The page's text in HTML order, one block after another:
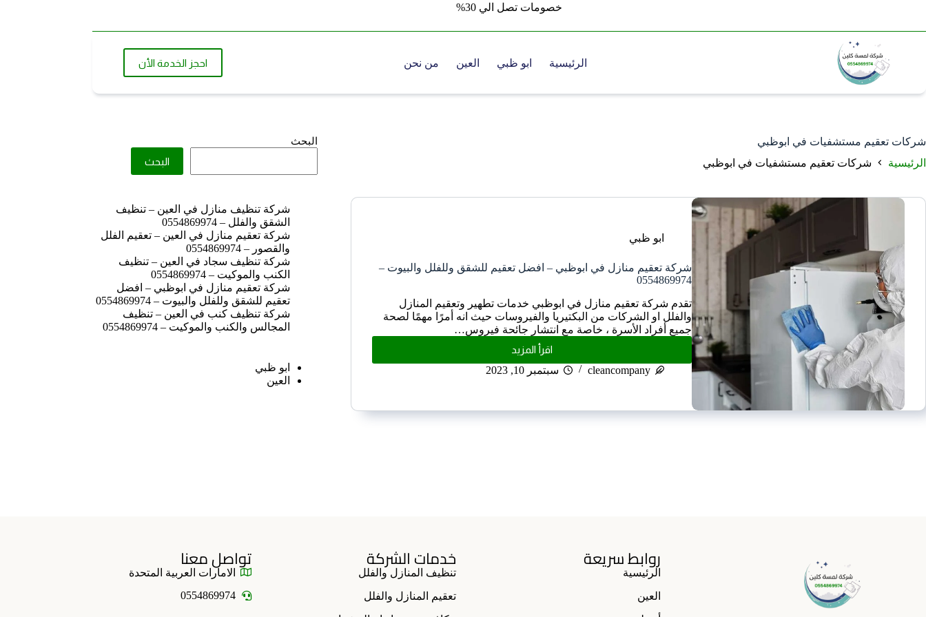
خصومات تصل الي 30%
الرئيسية ابو ظبي العين من نحن احجز الخدمة الأن
شركات تعقيم مستشفيات في ابوظبي
الرئيسية
شركات تعقيم مستشفيات في ابوظبي
ابو ظبي
شركة تعقيم منازل في ابوظبي – افضل تعقيم للشقق وللفلل والبيوت –
0554869974
تقدم شركة تعقيم منازل في ابوظبي خدمات تطهير وتعقيم المنازل
والفلل او الشركات من البكتيريا والفيروسات حيث انه أمرًا مهمًا لصحة
جميع أفراد الأسرة ، خاصة مع انتشار جائحة فيروس…
اقرأ المزيد
cleancompany
سبتمبر 10, 2023
البحث
البحث
شركة تنظيف منازل في العين – تنظيف
الشقق والفلل – 0554869974
شركة تعقيم منازل في العين – تعقيم الفلل
والقصور – 0554869974
شركة تنظيف سجاد في العين – تنظيف
الكنب والموكيت – 0554869974
شركة تعقيم منازل في ابوظبي – افضل
تعقيم للشقق وللفلل والبيوت – 0554869974
شركة تنظيف كنب في العين – تنظيف
المجالس والكنب والموكيت – 0554869974
ابو ظبي
العين
روابط سريعة
الرئيسية
العين
خدمات الشركة
تنظيف المنازل والفلل
تعقيم المنازل والفلل
تواصل معنا
الامارات العربية المتحدة
0554869974